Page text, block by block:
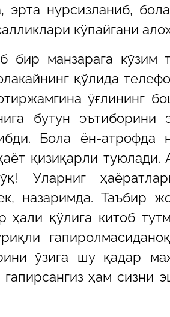
эрта нурсизланиб,
кўпайгани
бир манзарага
қўлида
ўғлининг
бутун эътиборини
Бола ён-атрофда
қизиқарли туюлади.
Уларниг
назаримда. Таъбир
ҳали қўлига китоб
ўзига шу қадар
гапирсангиз ҳам сизни